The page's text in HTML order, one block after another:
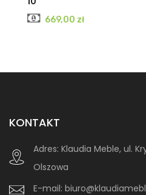
Cena
669,00 zł
KONTAKT
Adres: Klaudia Meble, ul.
Olszowa
E-mail: